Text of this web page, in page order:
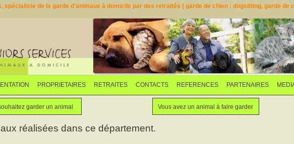
spécialiste de la garde d'animaux à domicile par des retraités ( garde de chien : dogsitting, garde
PROPRIETAIRES
Faites garder votre animal
RETRAITES
Vous souhaitez garder un animal
CONTACTS REFERENCES PARTENAIRES
garder un animal Vous avez un animal à faire garder
réalisées dans ce département.